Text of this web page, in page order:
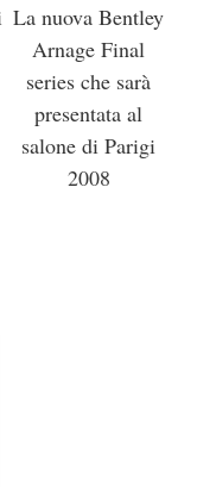
La nuova Bentley
Arnage Final
series che sarà
presentata al
salone di Parigi
2008